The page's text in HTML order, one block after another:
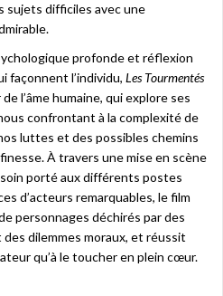
sujets difficiles avec une
profonde et réflexion
façonnent l’individu, Les Tourmentés
l’âme humaine, qui explore ses
confrontant à la complexité de
luttes et des possibles chemins
À travers une mise en scène
porté aux différents postes
d’acteurs remarquables, le film
personnages déchirés par des
dilemmes moraux, et réussit
qu’à le toucher en plein cœur.